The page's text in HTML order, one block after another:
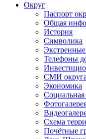
Округ
Паспорт
Общая
История
Символика
Телефоны
СМИ округа
Экономика
Социальная
Схема
Почётные